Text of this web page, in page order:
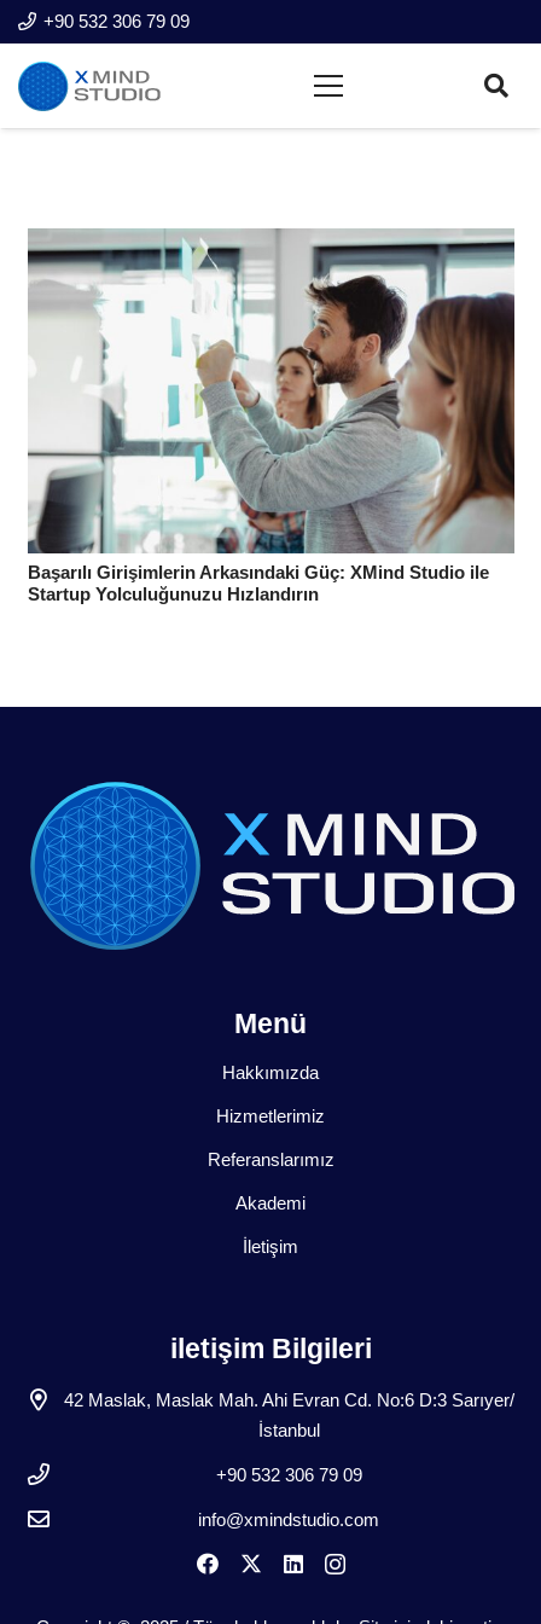
+90 532 306 79 09
Başarılı Girişimlerin Arkasındaki Güç: XMind Studio ile
Startup Yolculuğunuzu Hızlandırın
Menü
Hakkımızda
Hizmetlerimiz
Referanslarımız
Akademi
İletişim
iletişim Bilgileri
42 Maslak, Maslak Mah. Ahi Evran Cd. No:6 D:3 Sarıyer/
İstanbul
+90 532 306 79 09
info@xmindstudio.com